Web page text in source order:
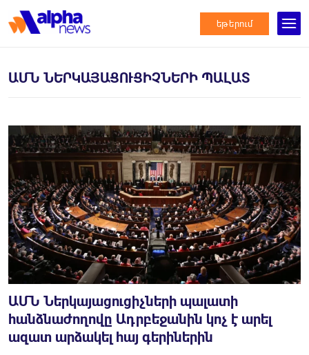
եթերում
ԱՄՆ ՆԵՐԿԱՅԱՑՈՒՑԻՉՆԵՐԻ ՊԱԼԱՏ
ԱՄՆ Ներկայացուցիչների պալատի
հանձնաժողովը Ադրբեջանին կոչ է արել
ազատ արձակել հայ գերիներին